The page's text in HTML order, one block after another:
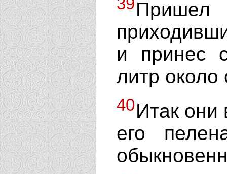
и принес
литр около
40Итак они
его